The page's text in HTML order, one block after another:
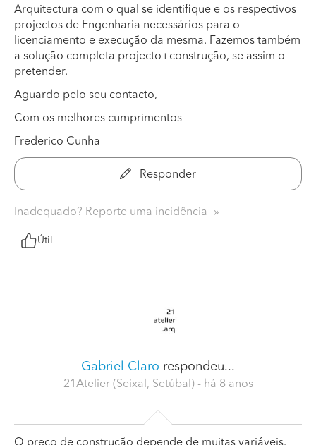
Arquitectura com o qual se identifique e os respectivos
projectos de Engenharia necessários para o
licenciamento e execução da mesma. Fazemos também
a solução completa projecto+construção, se assim o
pretender.
Aguardo pelo seu contacto,
Com os melhores cumprimentos
Frederico Cunha
Responder
Inadequado? Reporte uma incidência
Útil
Gabriel Claro respondeu...
21Atelier (Seixal, Setúbal) - há 8 anos
O preço de construção depende de muitas variáveis.